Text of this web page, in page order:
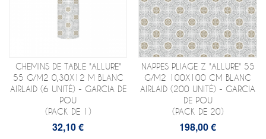
CHEMINS DE TABLE "ALLURE"
55 G/M2 0,30X12 M BLANC
AIRLAID (6 UNITÉ) - GARCIA DE
POU
(PACK DE 1)
32,10 €
NAPPES PLIAGE Z "ALLURE" 55
G/M2 100X100 CM BLANC
AIRLAID (200 UNITÉ) - GARCIA
DE POU
(PACK DE 20)
198,00 €